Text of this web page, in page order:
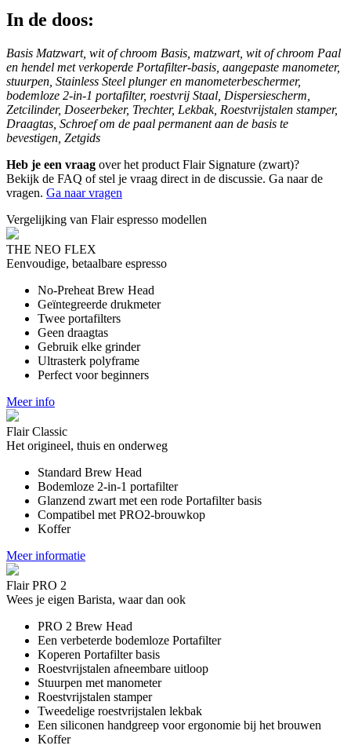
In de doos:
Basis Matzwart, wit of chroom Basis, matzwart, wit of chroom Paal
en hendel met verkoperde Portafilter-basis, aangepaste manometer,
stuurpen, Stainless Steel plunger en manometerbeschermer,
bodemloze 2-in-1 portafilter, roestvrij Staal, Dispersiescherm,
Zetcilinder, Doseerbeker, Trechter, Lekbak, Roestvrijstalen stamper,
Draagtas, Schroef om de paal permanent aan de basis te
bevestigen, Zetgids
Heb je een vraag over het product Flair Signature (zwart)?
Bekijk de FAQ of stel je vraag direct in de discussie. Ga naar de
vragen. Ga naar vragen
Vergelijking van Flair espresso modellen
THE NEO FLEX
Eenvoudige, betaalbare espresso
No-Preheat Brew Head
Geïntegreerde drukmeter
Twee portafilters
Geen draagtas
Gebruik elke grinder
Ultrasterk polyframe
Perfect voor beginners
Meer info
Flair Classic
Het origineel, thuis en onderweg
Standard Brew Head
Bodemloze 2-in-1 portafilter
Glanzend zwart met een rode Portafilter basis
Compatibel met PRO2-brouwkop
Koffer
Meer informatie
Flair PRO 2
Wees je eigen Barista, waar dan ook
PRO 2 Brew Head
Een verbeterde bodemloze Portafilter
Koperen Portafilter basis
Roestvrijstalen afneembare uitloop
Stuurpen met manometer
Roestvrijstalen stamper
Tweedelige roestvrijstalen lekbak
Een siliconen handgreep voor ergonomie bij het brouwen
Koffer